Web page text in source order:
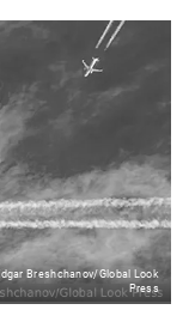
Breshchanov/Global Look
Press